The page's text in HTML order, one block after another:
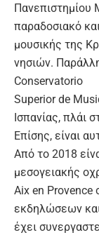
Πανεπιστημίου
παραδοσιακό
μουσικής της
νησιών.
Conservatorio
Superior de
Ισπανίας, πλάι
Επίσης, είναι
Από το 2018
μεσογειακής
Aix en Provence
εκδηλώσεων
έχει